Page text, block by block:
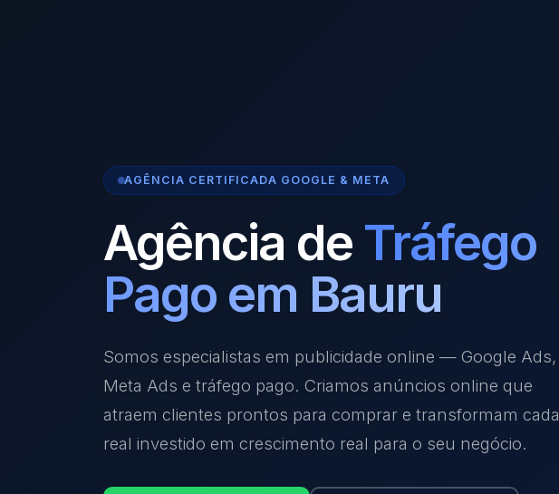
AGÊNCIA CERTIFICADA GOOGLE & META
Agência de Tráfego
Pago em Bauru
Somos especialistas em publicidade online — Google Ads,
Meta Ads e tráfego pago. Criamos anúncios online que
atraem clientes prontos para comprar e transformam cada
real investido em crescimento real para o seu negócio.